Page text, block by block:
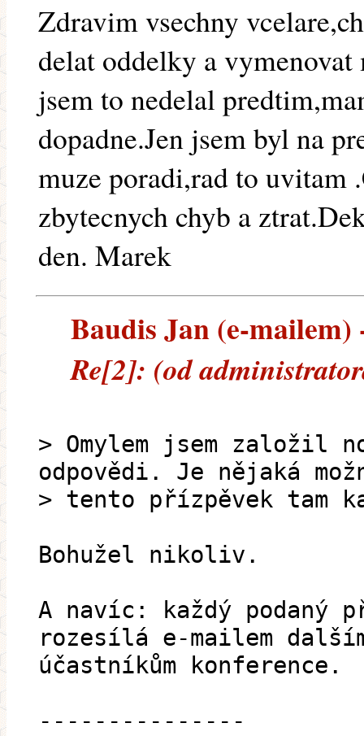
Zdravim vsechny
delat oddelky a
jsem to nedelal
dopadne.Jen jsem byl na
muze poradi,rad to uvitam
zbytecnych chyb a
den. Marek
Baudis Jan (e-mailem)
Re[2]: (od
> Omylem jsem založil
odpovědi. Je nějaká
> tento přízpěvek tam
Bohužel nikoliv.
A navíc: každý podaný
rozesílá e-mailem
účastníkům konference.
---------------